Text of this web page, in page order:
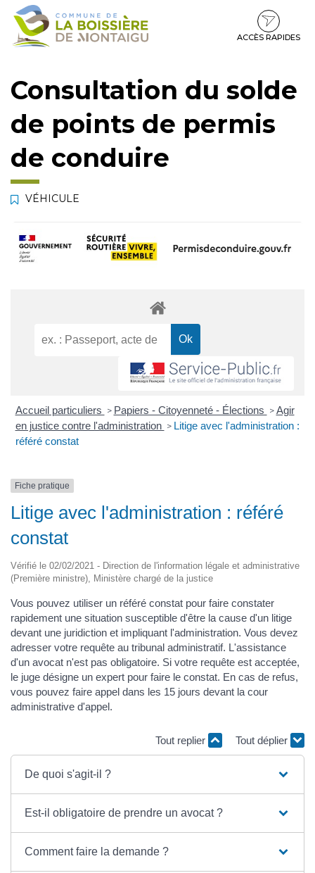
Gestion des traceurs
Aller
Aller
contenu
Aller
pied
ACCÈS RAPIDES
Consultation du solde
de points de permis
de conduire
VÉHICULE
Accueil particuliers > Papiers - Citoyenneté - Élections > Agir
en justice contre l'administration > Litige avec l'administration :
référé constat
Fiche pratique
Litige avec l'administration : référé
constat
Vérifié le 02/02/2021 - Direction de l'information légale et administrative
(Première ministre), Ministère chargé de la justice
Vous pouvez utiliser un référé constat pour faire constater
rapidement une situation susceptible d'être la cause d'un litige
devant une juridiction et impliquant l'administration. Vous devez
adresser votre requête au tribunal administratif. L'assistance
d'un avocat n'est pas obligatoire. Si votre requête est acceptée,
le juge désigne un expert pour faire le constat. En cas de refus,
vous pouvez faire appel dans les 15 jours devant la cour
administrative d'appel.
Tout replier Tout déplier
De quoi s'agit-il ?
Est-il obligatoire de prendre un avocat ?
Comment faire la demande ?